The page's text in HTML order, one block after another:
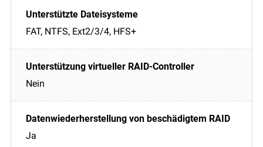
FAT, NTFS, Ext2/3/4, HFS+
Nein
Ja